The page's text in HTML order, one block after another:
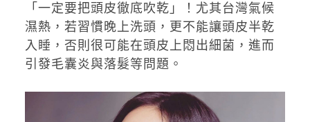
「一定要把頭皮徹底吹乾」！尤其台灣氣候
濕熱，若習慣晚上洗頭，更不能讓頭皮半乾
入睡，否則很可能在頭皮上悶出細菌，進而
引發毛囊炎與落髮等問題。